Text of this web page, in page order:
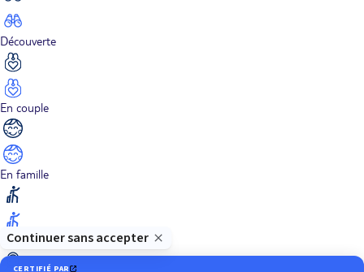
Découverte
En couple
En famille
En solo